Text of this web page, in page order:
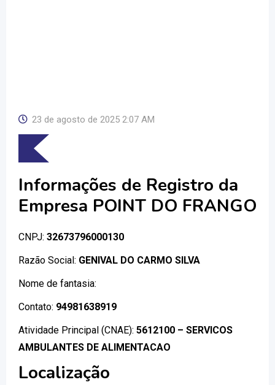
23 de agosto de 2025 2:07 AM
Informações de Registro da
Empresa POINT DO FRANGO
CNPJ: 32673796000130
Razão Social: GENIVAL DO CARMO SILVA
Nome de fantasia:
Contato: 94981638919
Atividade Principal (CNAE): 5612100 – SERVICOS
AMBULANTES DE ALIMENTACAO
Localização